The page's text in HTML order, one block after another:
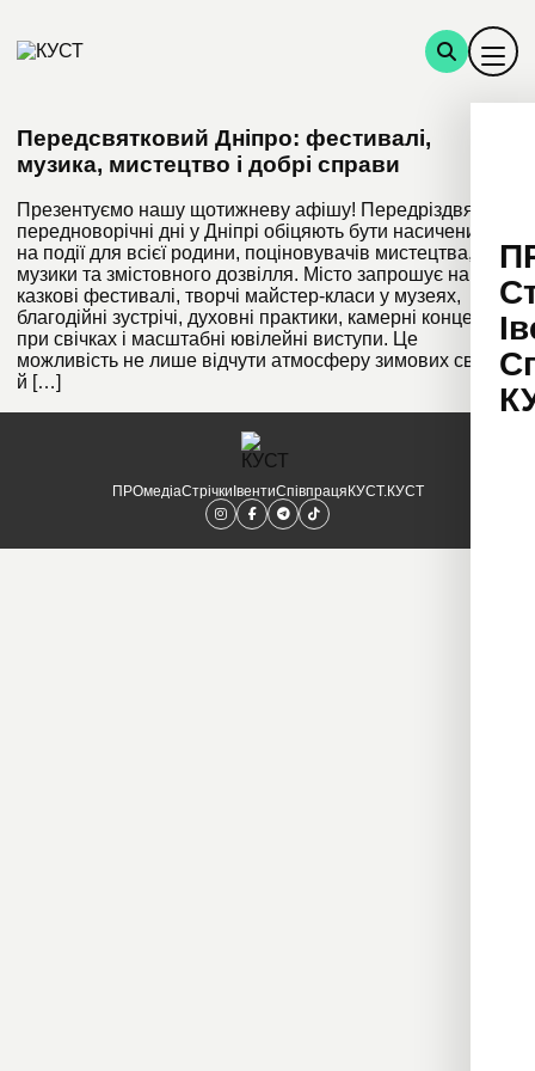
Передсвятковий Дніпро: фестивалі,
музика, мистецтво і добрі справи
Презентуємо нашу щотижневу афішу! Передріздвяні та
передноворічні дні у Дніпрі обіцяють бути насиченими
на події для всієї родини, поціновувачів мистецтва,
музики та змістовного дозвілля. Місто запрошує на
казкові фестивалі, творчі майстер-класи у музеях,
благодійні зустрічі, духовні практики, камерні концерти
при свічках і масштабні ювілейні виступи. Це
можливість не лише відчути атмосферу зимових свят, а
й […]
ПРОмедіаСтрічки ІвентиСпівпраця КУСТ.КУСТ